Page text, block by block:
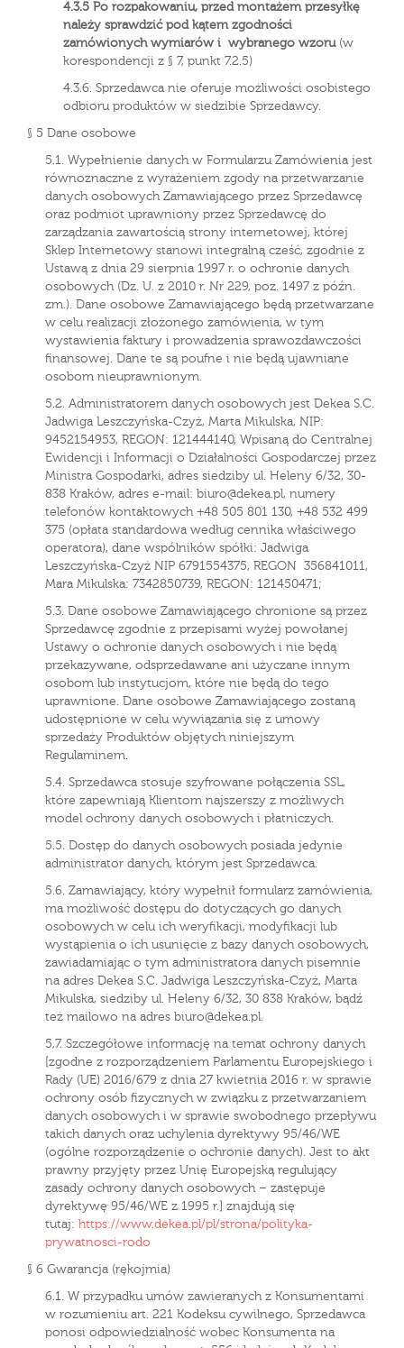
4.3.5 Po rozpakowaniu, przed montażem przesyłkę
należy sprawdzić pod kątem zgodności
zamówionych wymiarów i wybranego wzoru (w
korespondencji z § 7, punkt 7.2.5)
4.3.6. Sprzedawca nie oferuje możliwości osobistego
odbioru produktów w siedzibie Sprzedawcy.
§ 5 Dane osobowe
5.1. Wypełnienie danych w Formularzu Zamówienia jest
równoznaczne z wyrażeniem zgody na przetwarzanie
danych osobowych Zamawiającego przez Sprzedawcę
oraz podmiot uprawniony przez Sprzedawcę do
zarządzania zawartością strony internetowej, której
Sklep Internetowy stanowi integralną cześć, zgodnie z
Ustawą z dnia 29 sierpnia 1997 r. o ochronie danych
osobowych (Dz. U. z 2010 r. Nr 229, poz. 1497 z późn.
zm.). Dane osobowe Zamawiającego będą przetwarzane
w celu realizacji złożonego zamówienia, w tym
wystawienia faktury i prowadzenia sprawozdawczości
finansowej. Dane te są poufne i nie będą ujawniane
osobom nieuprawnionym.
5.2. Administratorem danych osobowych jest Dekea S.C.
Jadwiga Leszczyńska-Czyż, Marta Mikulska, NIP:
9452154953, REGON: 121444140, Wpisaną do Centralnej
Ewidencji i Informacji o Działalności Gospodarczej przez
Ministra Gospodarki, adres siedziby ul. Heleny 6/32, 30-
838 Kraków, adres e-mail: biuro@dekea.pl, numery
telefonów kontaktowych +48 505 801 130, +48 532 499
375 (opłata standardowa według cennika właściwego
operatora), dane wspólników spółki: Jadwiga
Leszczyńska-Czyż NIP 6791554375, REGON 356841011,
Mara Mikulska: 7342850739, REGON: 121450471;
5.3. Dane osobowe Zamawiającego chronione są przez
Sprzedawcę zgodnie z przepisami wyżej powołanej
Ustawy o ochronie danych osobowych i nie będą
przekazywane, odsprzedawane ani użyczane innym
osobom lub instytucjom, które nie będą do tego
uprawnione. Dane osobowe Zamawiającego zostaną
udostępnione w celu wywiązania się z umowy
sprzedaży Produktów objętych niniejszym
Regulaminem.
5.4. Sprzedawca stosuje szyfrowane połączenia SSL,
które zapewniają Klientom najszerszy z możliwych
model ochrony danych osobowych i płatniczych.
5.5. Dostęp do danych osobowych posiada jedynie
administrator danych, którym jest Sprzedawca.
5.6. Zamawiający, który wypełnił formularz zamówienia,
ma możliwość dostępu do dotyczących go danych
osobowych w celu ich weryfikacji, modyfikacji lub
wystąpienia o ich usunięcie z bazy danych osobowych,
zawiadamiając o tym administratora danych pisemnie
na adres Dekea S.C. Jadwiga Leszczyńska-Czyż, Marta
Mikulska, siedziby ul. Heleny 6/32, 30 838 Kraków, bądź
też mailowo na adres biuro@dekea.pl.
5,7. Szczegółowe informację na temat ochrony danych
[zgodne z rozporządzeniem Parlamentu Europejskiego i
Rady (UE) 2016/679 z dnia 27 kwietnia 2016 r. w sprawie
ochrony osób fizycznych w związku z przetwarzaniem
danych osobowych i w sprawie swobodnego przepływu
takich danych oraz uchylenia dyrektywy 95/46/WE
(ogólne rozporządzenie o ochronie danych). Jest to akt
prawny przyjęty przez Unię Europejską regulujący
zasady ochrony danych osobowych – zastępuje
dyrektywę 95/46/WE z 1995 r.] znajdują się
tutaj: https://www.dekea.pl/pl/strona/polityka-
prywatnosci-rodo
§ 6 Gwarancja (rękojmia)
6.1. W przypadku umów zawieranych z Konsumentami
w rozumieniu art. 221 Kodeksu cywilnego, Sprzedawca
ponosi odpowiedzialność wobec Konsumenta na